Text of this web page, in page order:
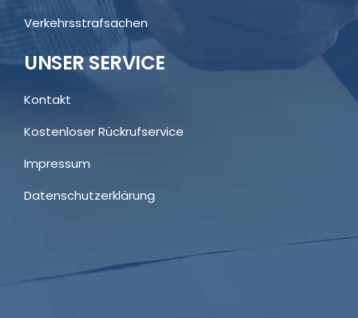
Verkehrsstrafsachen
UNSER SERVICE
Kontakt
Kostenloser Rückrufservice
Impressum
Datenschutzerklärung